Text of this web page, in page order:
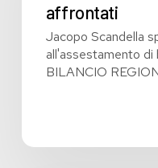
affrontati
affrontati
Jacopo Scandella
all'assestamento di
BILANCIO